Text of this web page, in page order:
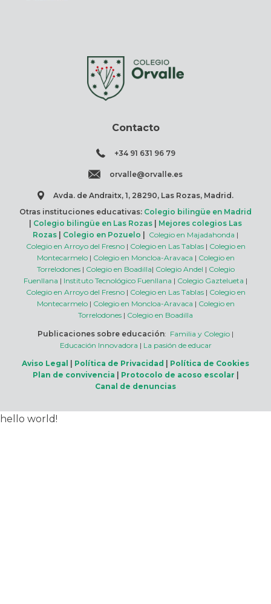
Contacto
+34 91 631 96 79
orvalle@orvalle.es
Avda. de Andraitx, 1, 28290, Las Rozas, Madrid.
Otras instituciones educativas: Colegio bilingüe en Madrid
| Colegio bilingüe en Las Rozas | Mejores colegios Las
Rozas | Colegio en Pozuelo | Colegio en Majadahonda |
Colegio en Arroyo del Fresno| Colegio en Las Tablas| Colegio en
Montecarmelo| Colegio en Moncloa-Aravaca | Colegio en
Torrelodones| Colegio en Boadilla| Colegio Andel | Colegio
Fuenllana | Instituto Tecnológico Fuenllana | Colegio Gaztelueta |
Colegio en Arroyo del Fresno| Colegio en Las Tablas| Colegio en
Montecarmelo| Colegio en Moncloa-Aravaca | Colegio en
Torrelodones | Colegio en Boadilla
Publicaciones sobre educación: Familia y Colegio |
Educación Innovadora | La pasión de educar
Aviso Legal | Política de Privacidad | Política de Cookies
Plan de convivencia | Protocolo de acoso escolar |
Canal de denuncias
hello world!